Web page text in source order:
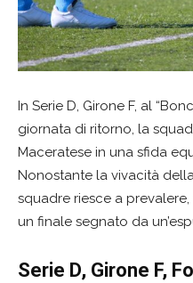
In Serie D, Girone F, al
giornata di ritorno, la
Maceratese in una sfida
Nonostante la vivacità
squadre riesce a
un finale segnato da
Serie D, Girone F,